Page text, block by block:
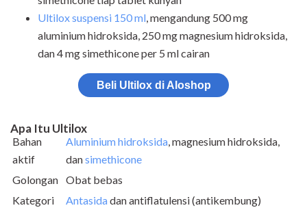
Ultilox suspensi 150 ml, mengandung 500 mg
aluminium hidroksida, 250 mg magnesium hidroksida,
dan 4 mg simethicone per 5 ml cairan
Beli Ultilox di Aloshop
Apa Itu Ultilox
Bahan
aktif
Aluminium hidroksida, magnesium hidroksida,
dansimethicone
Golongan Obat bebas
Kategori
Antasidadan antiflatulensi (antikembung)